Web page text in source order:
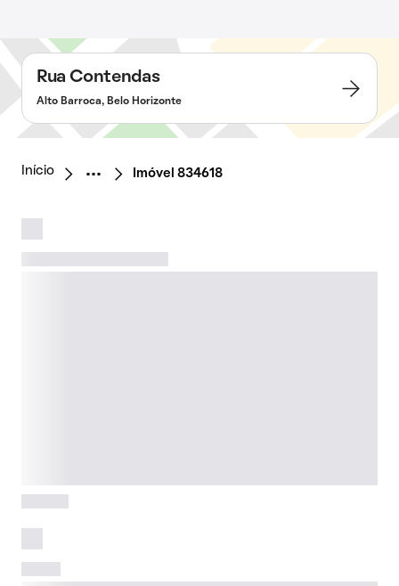
Rua Contendas
Alto Barroca, Belo Horizonte
Início Imóvel 834618